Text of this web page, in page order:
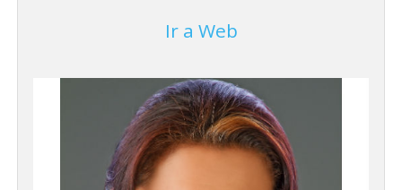
Ir a Web